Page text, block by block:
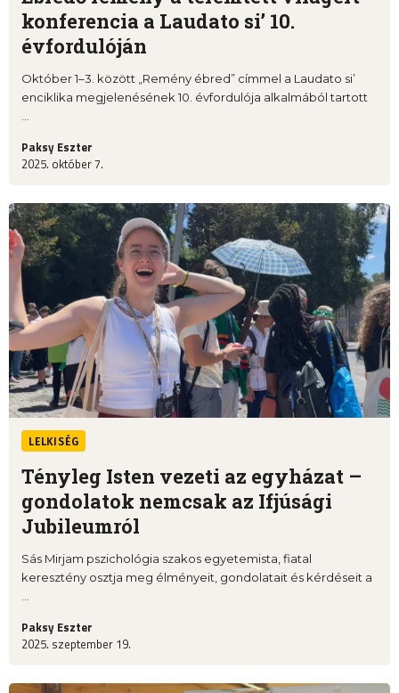
konferencia a Laudato si’ 10.
évfordulóján
Október 1–3. között „Remény ébred” címmel a Laudato si’
enciklika megjelenésének 10. évfordulója alkalmából tartott
Paksy Eszter
2025. október 7.
LELKISÉG
Tényleg Isten vezeti az egyházat –
gondolatok nemcsak az Ifjúsági
Jubileumról
Sás Mirjam pszichológia szakos egyetemista, fiatal
keresztény osztja meg élményeit, gondolatait és kérdéseit a
Paksy Eszter
2025. szeptember 19.